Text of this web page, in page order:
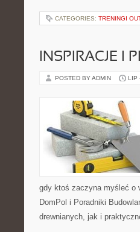
CATEGORIES: TRENINGI
INSPIRACJE I
POSTED BY ADMIN LIP
gdy ktoś zaczyna myśleć o
DomPol i Poradniki
drewnianych, jak i